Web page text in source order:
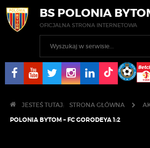
BS POLONIA
OFICJALNA STRONA INTERNETOWA
JESTEŚ TUTAJ: STRONA GŁÓWNA
POLONIA BYTOM – FC GORODEYA 1:2